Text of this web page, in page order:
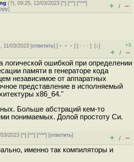
(?), 09:25, 12/03/2023 [^] [^^] [^^^]
] + / –
11/03/2023 [ответить] [ ﹢﹢﹢] [ · · ·][↓]
+3
+ / –
логической ошибкой при определении
памяти в генераторе кода
независимое от аппаратных
представление в исполняемый
x86_64."
Больше абстраций кем-то
понимаемых. Долой простоту Си.
2023 [^] [^^] [^^^] [ответить]
+ / –
именно так компиляторы и